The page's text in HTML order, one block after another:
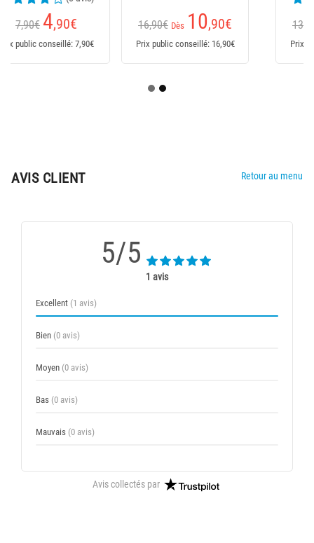
16,90€ Dès
Prix public conseillé: 16,90€
13,50€ Dès
Prix public conseillé: 16,90€
AVIS CLIENT Retour au menu
5/5
1 avis
Excellent (1 avis)
Bien (0 avis)
Moyen (0 avis)
Bas (0 avis)
Mauvais (0 avis)
Avis collectés par